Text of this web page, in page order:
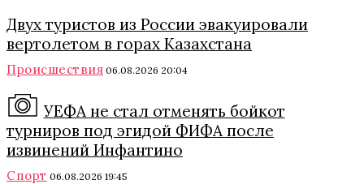
Двух туристов из России эвакуировали
вертолетом в горах Казахстана
Происшествия 06.08.2026 20:04
УЕФА не стал отменять бойкот
турниров под эгидой ФИФА после
извинений Инфантино
Спорт 06.08.2026 19:45